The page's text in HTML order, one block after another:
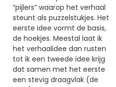
“pijlers” waarop het verhaal
steunt als puzzelstukjes. Het
eerste idee vormt de basis,
de hoekjes. Meestal laat ik
het verhaalidee dan rusten
tot ik een tweede idee krijg
dat samen met het eerste
een stevig draagvlak (de